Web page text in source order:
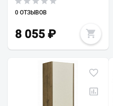
0 ОТЗЫВОВ
8 055 ₽